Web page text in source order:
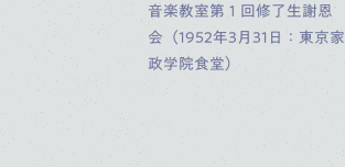
音楽教室第１回修了生謝恩
会（1952年3月31日：東京家
政学院食堂）